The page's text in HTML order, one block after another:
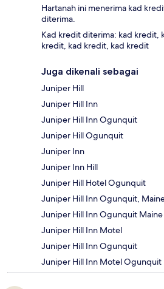
Hartanah ini menerima kad
diterima.
Kad kredit diterima: kad kredit,
kredit, kad kredit, kad kredit
Juga dikenali sebagai
Juniper Hill
Juniper Hill Inn
Juniper Hill Inn Ogunquit
Juniper Hill Ogunquit
Juniper Inn
Juniper Inn Hill
Juniper Hill Hotel Ogunquit
Juniper Hill Inn Ogunquit,
Juniper Hill Inn Ogunquit Maine
Juniper Hill Inn Motel
Juniper Hill Inn Ogunquit
Juniper Hill Inn Motel Ogunquit